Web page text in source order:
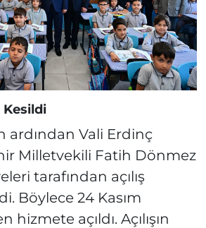
Kesildi
ardından Vali Erdinç
Milletvekili Fatih Dönmez
tarafından açılış
Böylece 24 Kasım
hizmete açıldı. Açılışın